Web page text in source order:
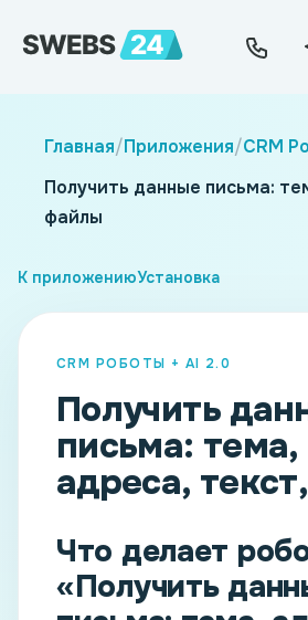
Главная/Приложения/CRM
Получить данные письма:
файлы
К приложениюУстановка
CRM РОБОТЫ + AI 2.0
Получить
письма: тема,
адреса,
Что делает
«Получить